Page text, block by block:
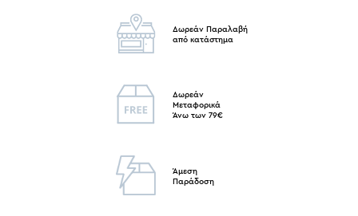
Δωρεάν Παραλαβή
από κατάστημα
Δωρεάν
Μεταφορικά
Άνω των 79€
Άμεση
Παράδοση